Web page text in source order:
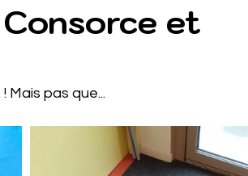
et
Mais pas que...